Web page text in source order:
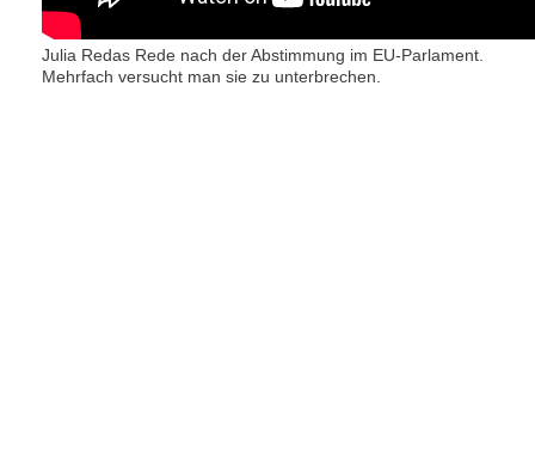
Julia Redas Rede nach der Abstimmung im EU-Parlament.
Mehrfach versucht man sie zu unterbrechen.